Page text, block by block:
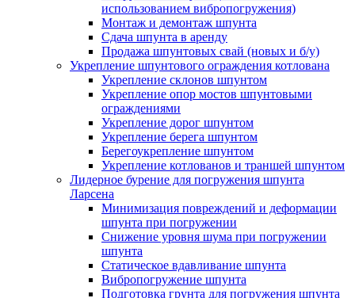
использованием вибропогружения)
Монтаж и демонтаж шпунта
Сдача шпунта в аренду
Продажа шпунтовых свай (новых и б/у)
Укрепление шпунтового ограждения котлована
Укрепление склонов шпунтом
Укрепление опор мостов шпунтовыми
ограждениями
Укрепление дорог шпунтом
Укрепление берега шпунтом
Берегоукрепление шпунтом
Укрепление котлованов и траншей шпунтом
Лидерное бурение для погружения шпунта
Ларсена
Минимизация повреждений и деформации
шпунта при погружении
Снижение уровня шума при погружении
шпунта
Статическое вдавливание шпунта
Вибропогружение шпунта
Подготовка грунта для погружения шпунта